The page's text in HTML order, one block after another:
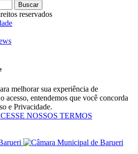
reservados
melhorar sua experiência de
acesso, entendemos que você concorda
e Privacidade.
NOSSOS TERMOS